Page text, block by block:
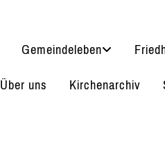
Gemeindeleben
Über uns
Kirchenarchiv